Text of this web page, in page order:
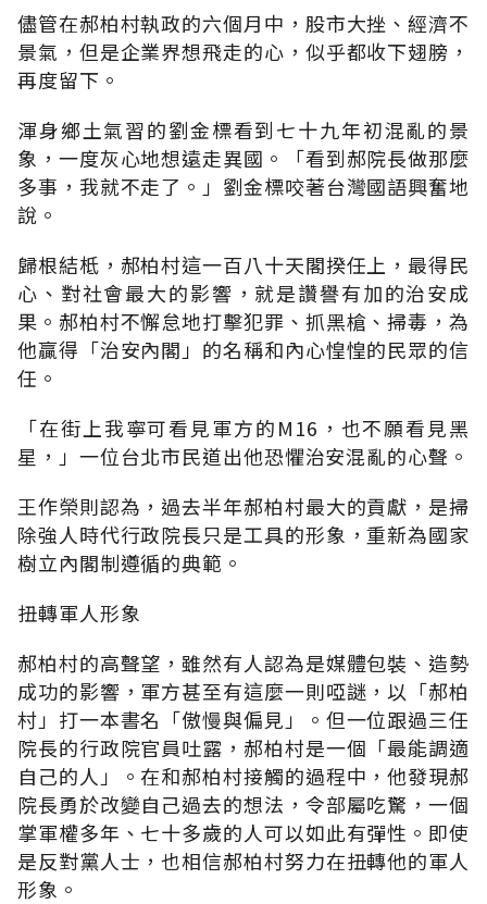
儘管在郝柏村執政的六個月中，股市大挫、經濟不
景氣，但是企業界想飛走的心，似乎都收下翅膀，
再度留下。
渾身鄉土氣習的劉金標看到七十九年初混亂的景
象，一度灰心地想遠走異國。「看到郝院長做那麼
多事，我就不走了。」劉金標咬著台灣國語興奮地
說。
歸根結柢，郝柏村這一百八十天閣揆任上，最得民
心、對社會最大的影響，就是讚譽有加的治安成
果。郝柏村不懈怠地打擊犯罪、抓黑槍、掃毒，為
他贏得「治安內閣」的名稱和內心惶惶的民眾的信
任。
「在街上我寧可看見軍方的M16，也不願看見黑
星，」一位台北市民道出他恐懼治安混亂的心聲。
王作榮則認為，過去半年郝柏村最大的貢獻，是掃
除強人時代行政院長只是工具的形象，重新為國家
樹立內閣制遵循的典範。
扭轉軍人形象
郝柏村的高聲望，雖然有人認為是媒體包裝、造勢
成功的影響，軍方甚至有這麼一則啞謎，以「郝柏
村」打一本書名「傲慢與偏見」。但一位跟過三任
院長的行政院官員吐露，郝柏村是一個「最能調適
自己的人」。在和郝柏村接觸的過程中，他發現郝
院長勇於改變自己過去的想法，令部屬吃驚，一個
掌軍權多年、七十多歲的人可以如此有彈性。即使
是反對黨人士，也相信郝柏村努力在扭轉他的軍人
形象。